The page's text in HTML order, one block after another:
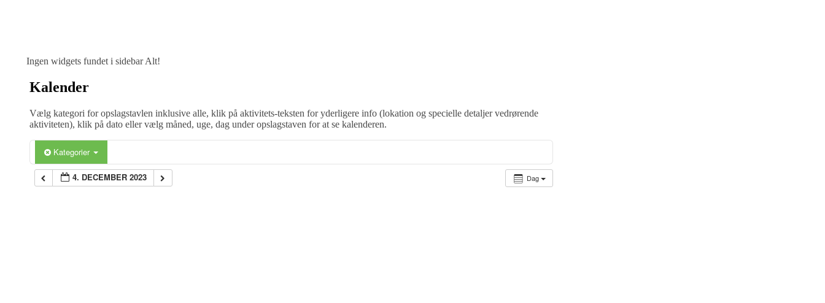
Ingen widgets fundet i sidebar Alt!
Kalender
Vælg kategori for opslagstavlen inklusive alle, klik på aktivitets-teksten for yderligere info (lokation og specielle detaljer vedrørende
aktiviteten), klik på dato eller vælg måned, uge, dag under opslagstaven for at se kalenderen.
Kategorier
Dag
4. DECEMBER 2023